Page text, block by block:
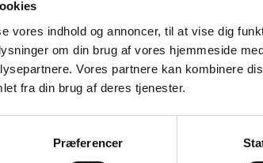
vores indhold og annoncer, til at vise dig
om din brug af vores hjemmeside
Vores partnere kan kombinere
fra din brug af deres tjenester.
Præferencer
hurtigst muligt.